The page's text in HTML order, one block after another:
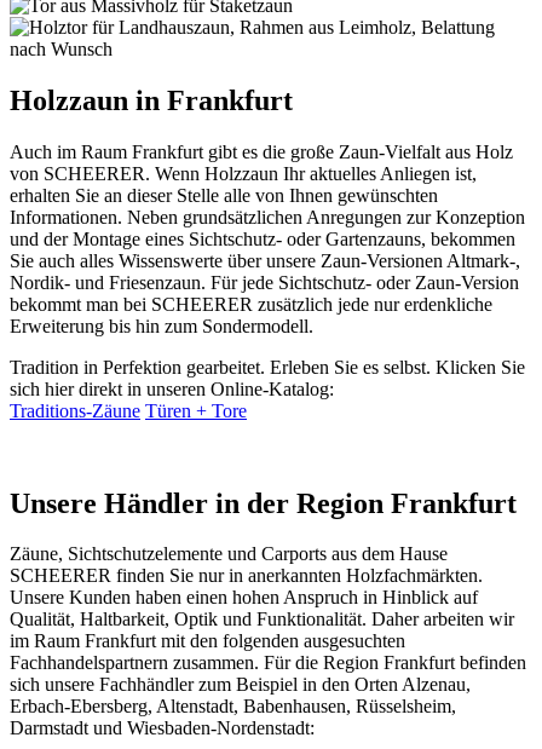
Holzzaun in Frankfurt
Auch im Raum Frankfurt gibt es die große Zaun-Vielfalt aus Holz
von SCHEERER. Wenn Holzzaun Ihr aktuelles Anliegen ist,
erhalten Sie an dieser Stelle alle von Ihnen gewünschten
Informationen. Neben grundsätzlichen Anregungen zur Konzeption
und der Montage eines Sichtschutz- oder Gartenzauns, bekommen
Sie auch alles Wissenswerte über unsere Zaun-Versionen Altmark-,
Nordik- und Friesenzaun. Für jede Sichtschutz- oder Zaun-Version
bekommt man bei SCHEERER zusätzlich jede nur erdenkliche
Erweiterung bis hin zum Sondermodell.
Tradition in Perfektion gearbeitet. Erleben Sie es selbst. Klicken Sie
sich hier direkt in unseren Online-Katalog:
Traditions-Zäune Türen + Tore
Unsere Händler in der Region Frankfurt
Zäune, Sichtschutzelemente und Carports aus dem Hause
SCHEERER finden Sie nur in anerkannten Holzfachmärkten.
Unsere Kunden haben einen hohen Anspruch in Hinblick auf
Qualität, Haltbarkeit, Optik und Funktionalität. Daher arbeiten wir
im Raum Frankfurt mit den folgenden ausgesuchten
Fachhandelspartnern zusammen. Für die Region Frankfurt befinden
sich unsere Fachhändler zum Beispiel in den Orten Alzenau,
Erbach-Ebersberg, Altenstadt, Babenhausen, Rüsselsheim,
Darmstadt und Wiesbaden-Nordenstadt: